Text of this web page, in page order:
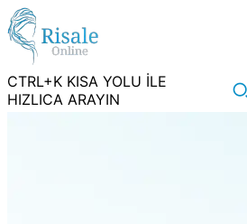
CTRL+K KISA YOLU İLE
HIZLICA ARAYIN